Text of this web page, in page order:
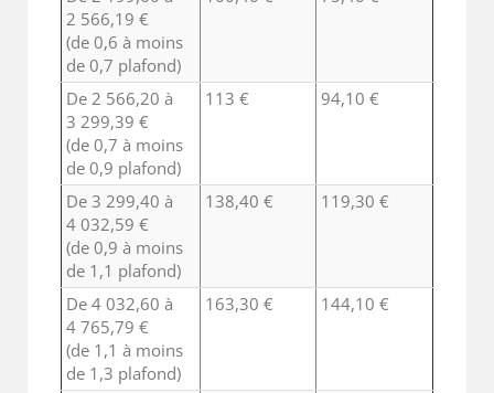
2 566,19 €
(de 0,6 à moins
de 0,7 plafond)
De 2 566,20 à
3 299,39 €
(de 0,7 à moins
de 0,9 plafond)
113 € 94,10 €
De 3 299,40 à
4 032,59 €
(de 0,9 à moins
de 1,1 plafond)
138,40 € 119,30 €
De 4 032,60 à
4 765,79 €
(de 1,1 à moins
de 1,3 plafond)
163,30 € 144,10 €